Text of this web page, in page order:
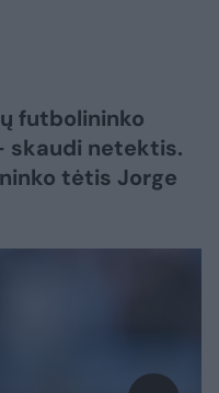
futbolininko
skaudi netektis.
tėtis Jorge